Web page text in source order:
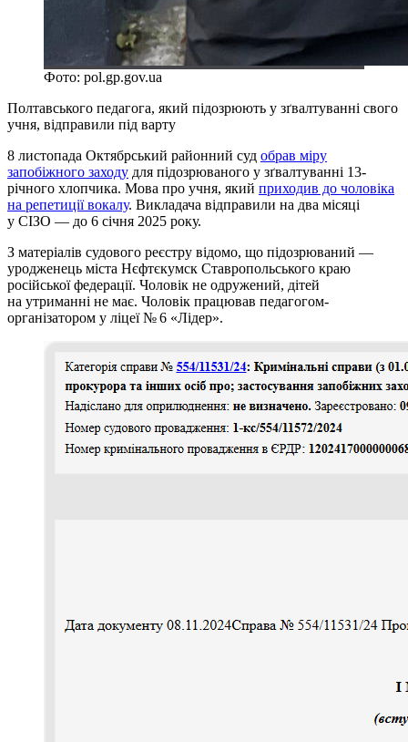
Фото: pol.gp.gov.ua
Полтавського педагога, який підозрюють у зґвалтуванні свого
учня, відправили під варту
8 листопада Октябрський районний суд обрав міру
запобіжного заходу для підозрюваного у зґвалтуванні 13-
річного хлопчика. Мова про учня, який приходив до чоловіка
на репетиції вокалу. Викладача відправили на два місяці
у СІЗО — до 6 січня 2025 року.
З матеріалів судового реєстру відомо, що підозрюваний —
уродженець міста Нєфтєкумск Ставропольського краю
російської федерації. Чоловік не одружений, дітей
на утриманні не має. Чоловік працював педагогом-
організатором у ліцеї № 6 «Лідер».